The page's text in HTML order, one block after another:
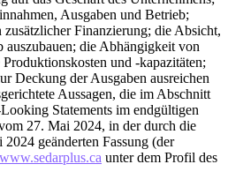
Ausgaben und Betrieb;
Finanzierung; die Absicht,
auszubauen; die Abhängigkeit von
und -kapazitäten;
Deckung der Ausgaben ausreichen
Aussagen, die im Abschnitt
Statements im endgültigen
27. Mai 2024, in der durch die
geänderten Fassung (der
www.sedarplus.ca unter dem Profil des